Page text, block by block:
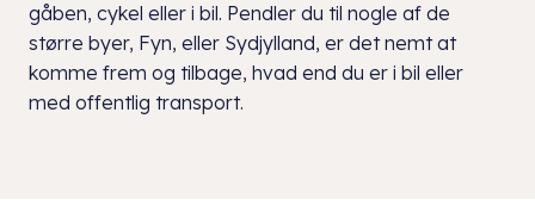
gåben, cykel eller i bil. Pendler du til nogle af de
større byer, Fyn, eller Sydjylland, er det nemt at
komme frem og tilbage, hvad end du er i bil eller
med offentlig transport.